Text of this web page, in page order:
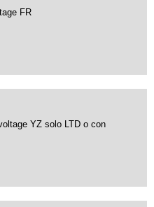
FR
YZ solo LTD o con